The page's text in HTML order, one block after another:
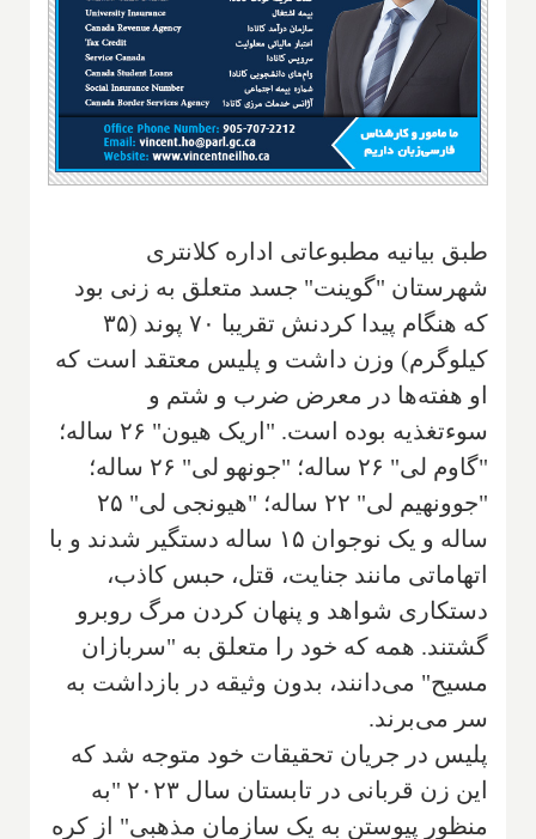
طبق بیانیه مطبوعاتی اداره کلانتری
شهرستان "گوینت" جسد متعلق به زنی بود
که هنگام پیدا کردنش تقریبا ۷۰ پوند (۳۵
کیلوگرم) وزن داشت و پلیس معتقد است که
او هفته‌ها در معرض ضرب و شتم و
سوءتغذیه بوده است. "اریک هیون" ۲۶ ساله؛
"گاوم لی" ۲۶ ساله؛ "جونهو لی" ۲۶ ساله؛
"جوونهیم لی" ۲۲ ساله؛ "هیونجی لی" ۲۵
ساله و یک نوجوان ۱۵ ساله دستگیر شدند و با
اتهاماتی مانند جنایت، قتل، حبس کاذب،
دستکاری شواهد و پنهان کردن مرگ روبرو
گشتند. همه که خود را متعلق به "سربازان
مسیح" می‌دانند، بدون وثیقه در بازداشت به
سر می‌برند.
پلیس در جریان تحقیقات خود متوجه شد که
این زن قربانی در تابستان سال ۲۰۲۳ "به
منظور پیوستن به یک سازمان مذهبی" از کره